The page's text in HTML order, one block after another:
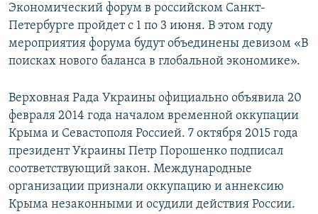
Экономический форум в российском Санкт-
Петербурге пройдет с 1 по 3 июня. В этом году
мероприятия форума будут объединены девизом «В
поисках нового баланса в глобальной экономике».
Верховная Рада Украины официально объявила 20
февраля 2014 года началом временной оккупации
Крыма и Севастополя Россией. 7 октября 2015 года
президент Украины Петр Порошенко подписал
соответствующий закон. Международные
организации признали оккупацию и аннексию
Крыма незаконными и осудили действия России.